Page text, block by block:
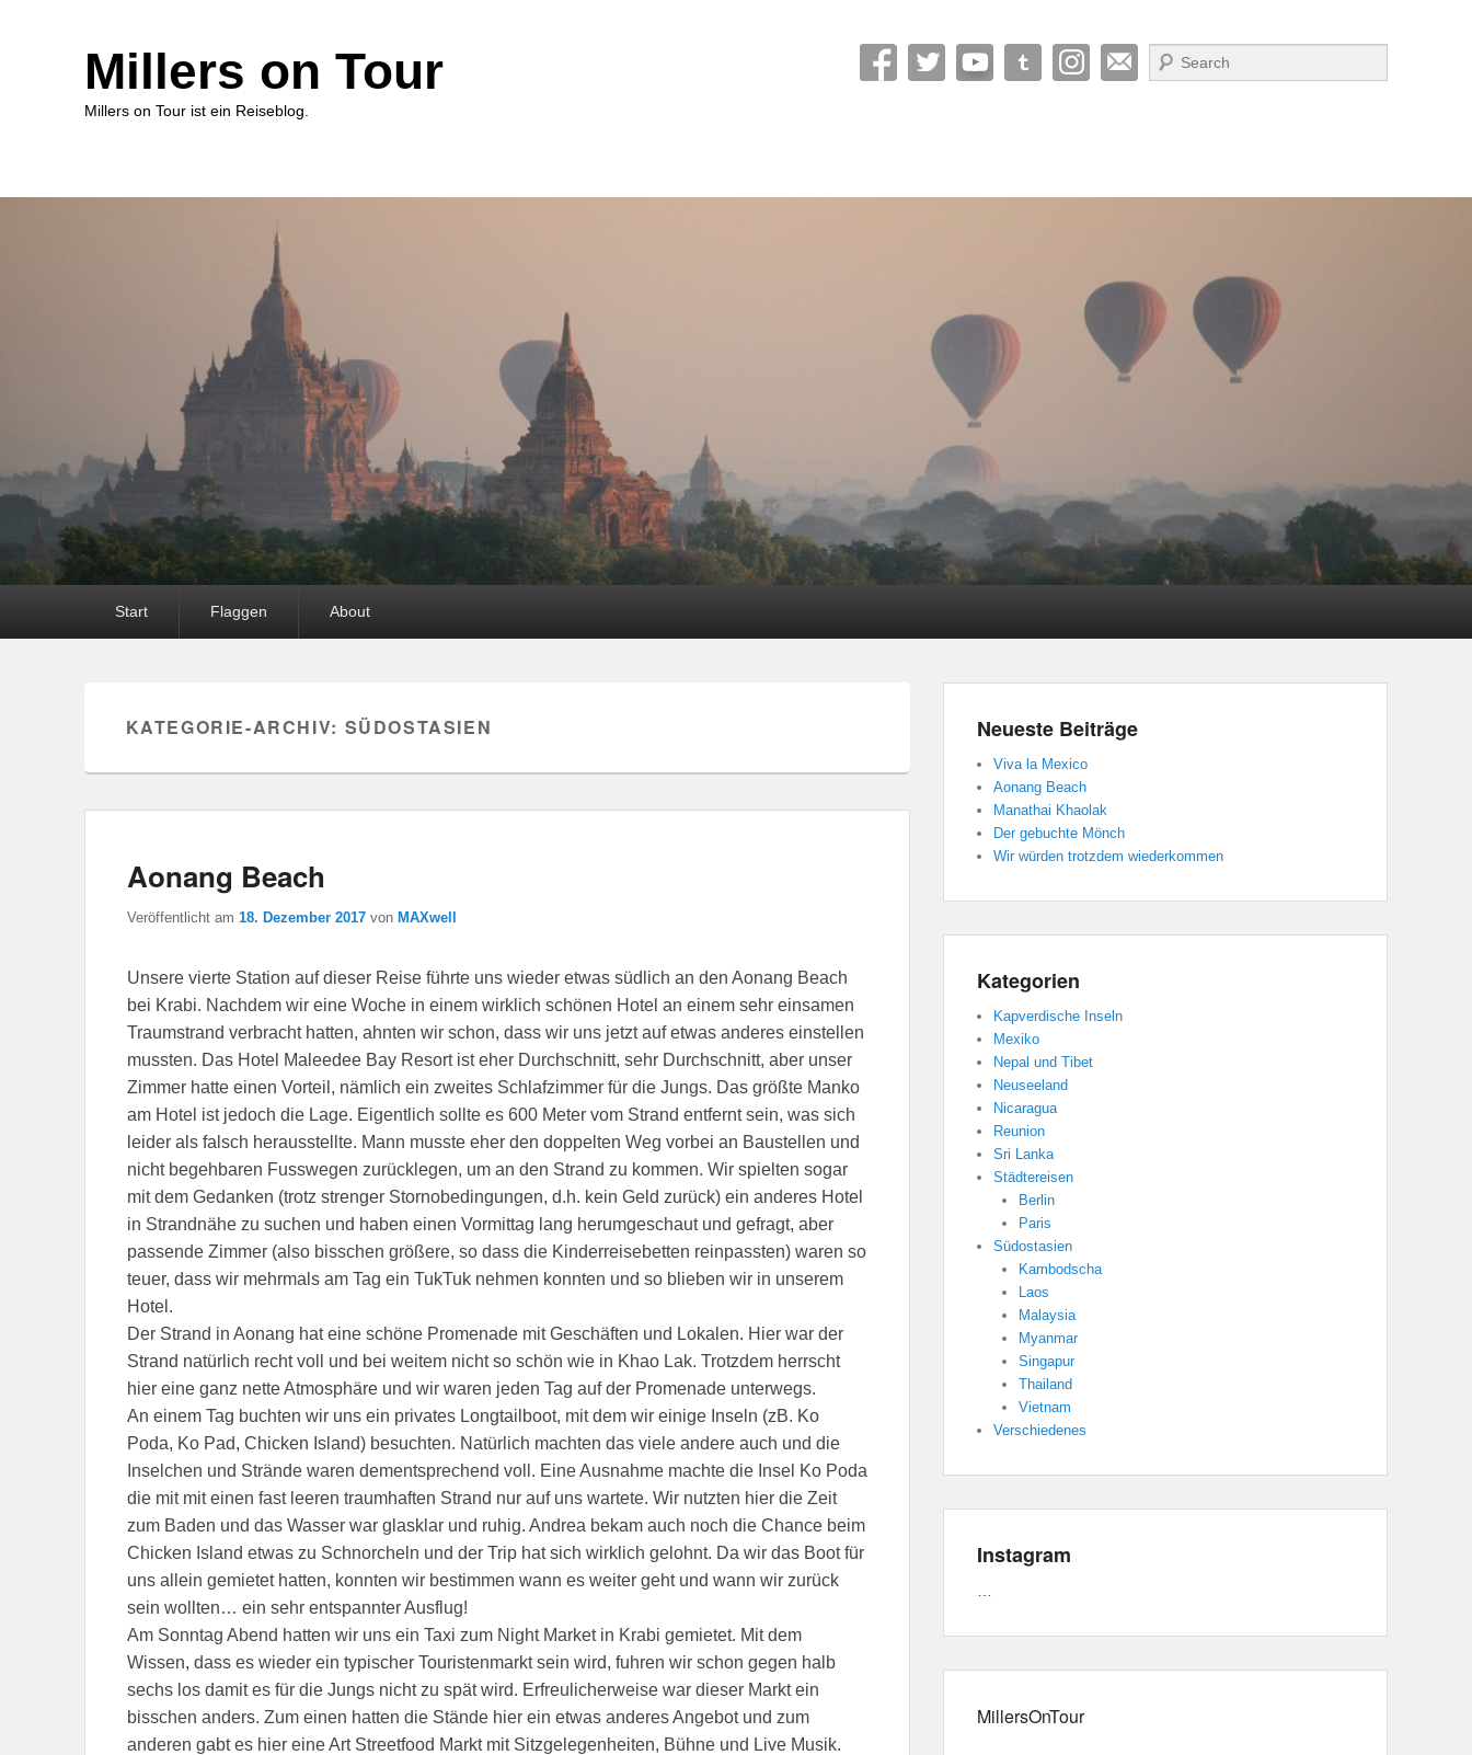
Millers on Tour
Millers on Tour ist ein Reiseblog.
Suche
Start Flaggen About
KATEGORIE-ARCHIV: SÜDOSTASIEN
Aonang Beach
Veröffentlicht am 18. Dezember 2017 von MAXwell
Unsere vierte Station auf dieser Reise führte uns wieder etwas südlich an den Aonang Beach
bei Krabi. Nachdem wir eine Woche in einem wirklich schönen Hotel an einem sehr einsamen
Traumstrand verbracht hatten, ahnten wir schon, dass wir uns jetzt auf etwas anderes einstellen
mussten. Das Hotel Maleedee Bay Resort ist eher Durchschnitt, sehr Durchschnitt, aber unser
Zimmer hatte einen Vorteil, nämlich ein zweites Schlafzimmer für die Jungs. Das größte Manko
am Hotel ist jedoch die Lage. Eigentlich sollte es 600 Meter vom Strand entfernt sein, was sich
leider als falsch herausstellte. Mann musste eher den doppelten Weg vorbei an Baustellen und
nicht begehbaren Fusswegen zurücklegen, um an den Strand zu kommen. Wir spielten sogar
mit dem Gedanken (trotz strenger Stornobedingungen, d.h. kein Geld zurück) ein anderes Hotel
in Strandnähe zu suchen und haben einen Vormittag lang herumgeschaut und gefragt, aber
passende Zimmer (also bisschen größere, so dass die Kinderreisebetten reinpassten) waren so
teuer, dass wir mehrmals am Tag ein TukTuk nehmen konnten und so blieben wir in unserem
Hotel.
Der Strand in Aonang hat eine schöne Promenade mit Geschäften und Lokalen. Hier war der
Strand natürlich recht voll und bei weitem nicht so schön wie in Khao Lak. Trotzdem herrscht
hier eine ganz nette Atmosphäre und wir waren jeden Tag auf der Promenade unterwegs.
An einem Tag buchten wir uns ein privates Longtailboot, mit dem wir einige Inseln (zB. Ko
Poda, Ko Pad, Chicken Island) besuchten. Natürlich machten das viele andere auch und die
Inselchen und Strände waren dementsprechend voll. Eine Ausnahme machte die Insel Ko Poda
die mit mit einen fast leeren traumhaften Strand nur auf uns wartete. Wir nutzten hier die Zeit
zum Baden und das Wasser war glasklar und ruhig. Andrea bekam auch noch die Chance beim
Chicken Island etwas zu Schnorcheln und der Trip hat sich wirklich gelohnt. Da wir das Boot für
uns allein gemietet hatten, konnten wir bestimmen wann es weiter geht und wann wir zurück
sein wollten… ein sehr entspannter Ausflug!
Am Sonntag Abend hatten wir uns ein Taxi zum Night Market in Krabi gemietet. Mit dem
Wissen, dass es wieder ein typischer Touristenmarkt sein wird, fuhren wir schon gegen halb
sechs los damit es für die Jungs nicht zu spät wird. Erfreulicherweise war dieser Markt ein
bisschen anders. Zum einen hatten die Stände hier ein etwas anderes Angebot und zum
anderen gabt es hier eine Art Streetfood Markt mit Sitzgelegenheiten, Bühne und Live Musik.
Neueste Beiträge
Viva la Mexico
Aonang Beach
Manathai Khaolak
Der gebuchte Mönch
Wir würden trotzdem wiederkommen
Kategorien
Kapverdische Inseln
Mexiko
Nepal und Tibet
Neuseeland
Nicaragua
Reunion
Sri Lanka
Städtereisen
Berlin
Paris
Südostasien
Kambodscha
Laos
Malaysia
Myanmar
Singapur
Thailand
Vietnam
Verschiedenes
Instagram
MillersOnTour